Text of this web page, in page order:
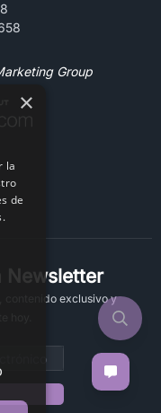
Group
Newsletter
contenido exclusivo y
×
la
de